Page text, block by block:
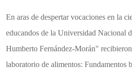
En aras de despertar vocaciones en la
educandos de la Universidad Nacional
Humberto Fernández-Morán"
laboratorio de alimentos: Fundamentos